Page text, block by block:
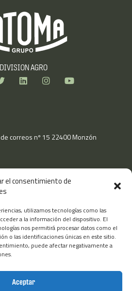
el consentimiento de
utilizamos tecnologías como las
a la información del dispositivo. El
nos permitirá procesar datos como el
o las identificaciones únicas en este sitio.
puede afectar negativamente a
Aceptar
DIVISION AGRO
T
w
L
i
n
I
n
a
Y
o
correos nº 15 22400 Monzón
OTHER LINKS
Legal Notice
Privacy Policy